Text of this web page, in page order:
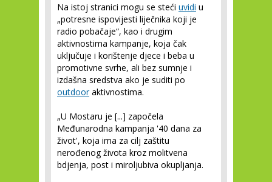
Na istoj stranici mogu se steći uvidi u
„potresne ispovijesti liječnika koji je
radio pobačaje“, kao i drugim
aktivnostima kampanje, koja čak
uključuje i korištenje djece i beba u
promotivne svrhe, ali bez sumnje i
izdašna sredstva ako je suditi po
outdooraktivnostima.
„U Mostaru je [...] započela
Međunarodna kampanja '40 dana za
život', koja ima za cilj zaštitu
nerođenog života kroz molitvena
bdjenja, post i miroljubiva okupljanja.